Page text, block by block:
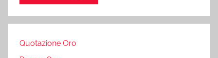
Quotazione Oro